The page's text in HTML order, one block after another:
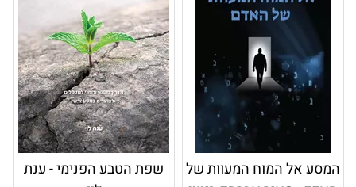
המסע אל המוח המעוות של
שפת הטבע הפנימי - ענת